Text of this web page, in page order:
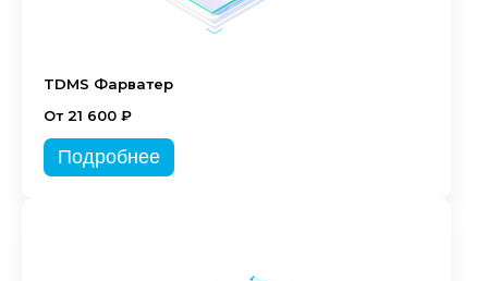
TDMS Фарватер
От 21 600 ₽
Подробнее